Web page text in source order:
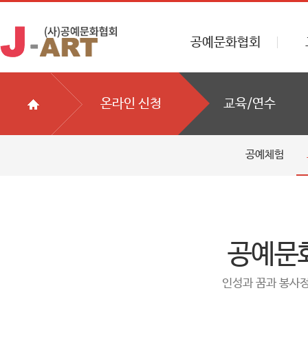
공예문화협회
온라인 신청 교육/연수
공예체험
공예문
인성과 꿈과 봉사